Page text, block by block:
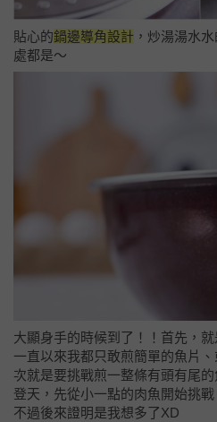
貼心的鍋邊導角設計 ，炒湯湯水
處都是～
大顯身手的時候到了！！ 首先，就
一直以來我都只敢煎簡單的魚片
次就是要挑戰煎一整條有頭有尾
登天，先從小一點的肉魚開始挑
不過後來證明是我想多了XD